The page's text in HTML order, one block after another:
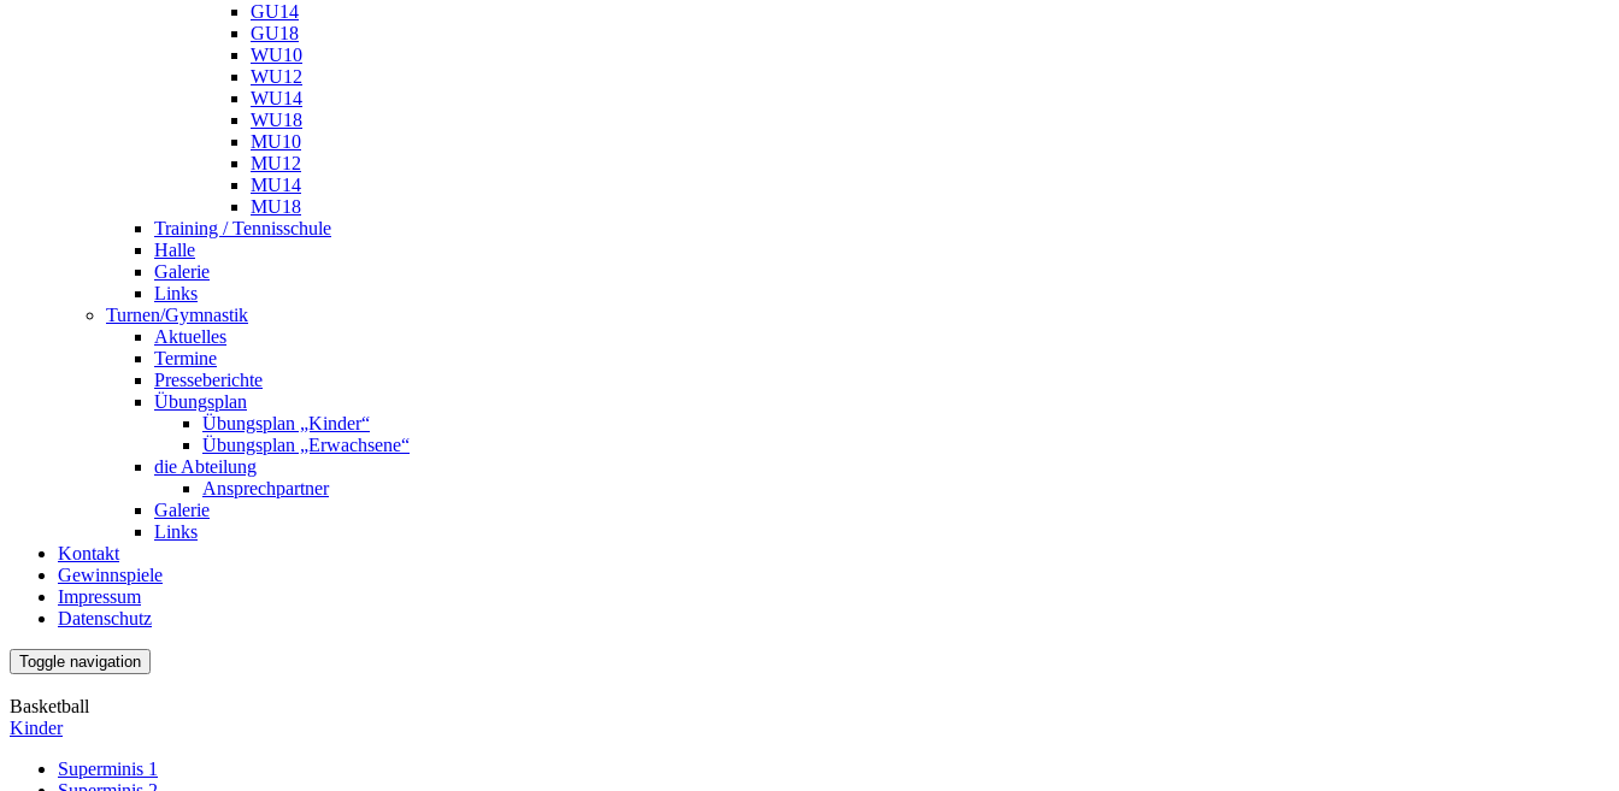
GU14
GU18
WU10
WU12
WU14
WU18
MU10
MU12
MU14
MU18
Training / Tennisschule
Halle
Galerie
Links
Turnen/Gymnastik
Aktuelles
Termine
Presseberichte
Übungsplan
Übungsplan „Kinder“
Übungsplan „Erwachsene“
die Abteilung
Ansprechpartner
Galerie
Links
Kontakt
Gewinnspiele
Impressum
Datenschutz
Toggle navigation
Basketball
Kinder
Superminis 1